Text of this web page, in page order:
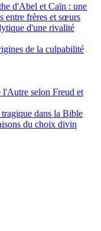
d'Abel et Caïn : une
entre frères et sœurs
d'une rivalité
de la culpabilité
selon Freud et
dans la Bible
du choix divin